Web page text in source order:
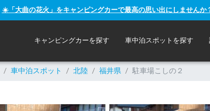
☀️「大曲の花火」をキャンピングカーで最高の思い出にしませんか
キャンピングカーを探す 車中泊スポットを探す
/ 車中泊スポット / 北陸 / 福井県 / 駐車場こしの２